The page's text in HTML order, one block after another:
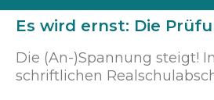
Es wird ernst: Die
Die (An-)Spannung steigt!
schriftlichen